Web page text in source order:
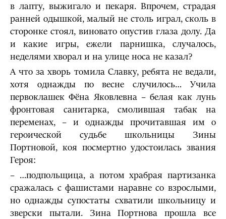
в лапту, выжигало и пекаря. Впрочем, страдая
ранней одышкой, малый не столь играл, сколь в
сторонке стоял, виновато опустив глаза долу. Да
и какие игры, ежели парнишка, случалось,
неделями хворал и на улице носа не казал?
А что за хворь томила Славку, ребята не ведали,
хотя однажды по весне случилось… Учила
первоклашек Фёна Яковлевна – белая как лунь
фронтовая санитарка, смолившая табак на
переменах, – и однажды прочитавшая им о
героической судьбе школьницы Зины
Портновой, коя посмертно удостоилась звания
Героя:
– …подпольщица, а потом храбрая партизанка
сражалась с фашистами наравне со взрослыми,
но однажды супостаты схватили школьницу и
зверски пытали. Зина Портнова прошла все